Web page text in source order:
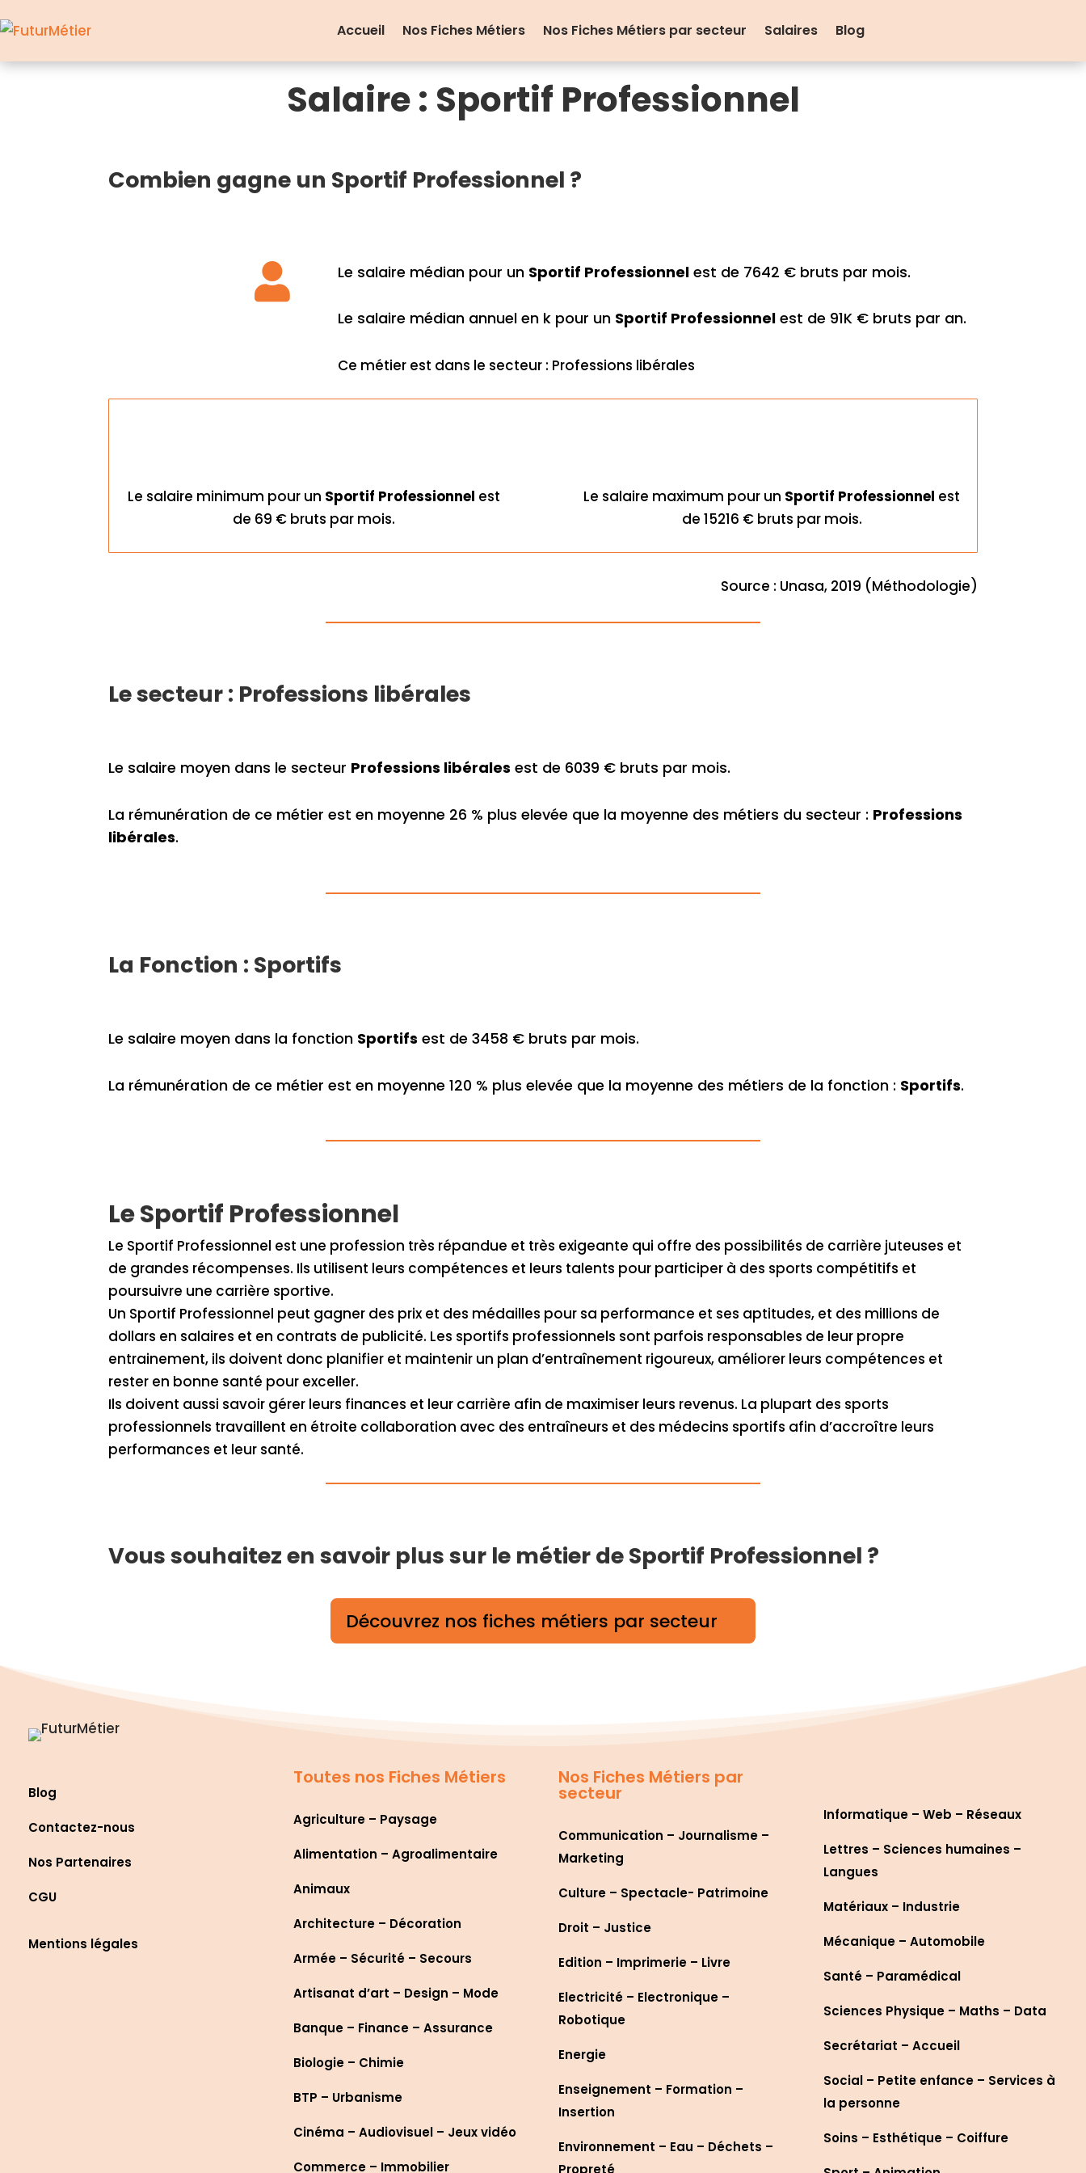
Accueil Nos Fiches Métiers Nos Fiches Métiers par secteur Salaires Blog
Salaire : Sportif Professionnel
Combien gagne un Sportif Professionnel ?
 Le salaire médian pour un Sportif Professionnelest de 7642 € bruts par mois.
Le salaire médian annuel en k pour un Sportif Professionnelest de 91K € bruts par an.
Ce métier est dans le secteur : Professions libérales
Le salaire minimum pour un Sportif Professionnel est
de 69 € bruts par mois.
Le salaire maximum pour un Sportif Professionnel est
de 15216 € bruts par mois.
Source : Unasa, 2019 (Méthodologie)
Le secteur : Professions libérales
Le salaire moyen dans le secteur Professions libérales est de 6039 € bruts par mois.
La rémunération de ce métier est en moyenne 26 % plus elevée que la moyenne des métiers du secteur : Professions
libérales.
La Fonction : Sportifs
Le salaire moyen dans la fonction Sportifs est de 3458 € bruts par mois.
La rémunération de ce métier est en moyenne 120 % plus elevée que la moyenne des métiers de la fonction : Sportifs.
Le Sportif Professionnel
Le Sportif Professionnel est une profession très répandue et très exigeante qui offre des possibilités de carrière juteuses et
de grandes récompenses. Ils utilisent leurs compétences et leurs talents pour participer à des sports compétitifs et
poursuivre une carrière sportive.
Un Sportif Professionnel peut gagner des prix et des médailles pour sa performance et ses aptitudes, et des millions de
dollars en salaires et en contrats de publicité. Les sportifs professionnels sont parfois responsables de leur propre
entrainement, ils doivent donc planifier et maintenir un plan d’entraînement rigoureux, améliorer leurs compétences et
rester en bonne santé pour exceller.
Ils doivent aussi savoir gérer leurs finances et leur carrière afin de maximiser leurs revenus. La plupart des sports
professionnels travaillent en étroite collaboration avec des entraîneurs et des médecins sportifs afin d’accroître leurs
performances et leur santé.
Vous souhaitez en savoir plus sur le métier de Sportif Professionnel ?
Découvrez nos fiches métiers par secteur
Blog
Contactez-nous
Nos Partenaires
CGU
Mentions légales
Toutes nos Fiches Métiers
Agriculture – Paysage
Alimentation – Agroalimentaire
Animaux
Architecture – Décoration
Armée – Sécurité – Secours
Artisanat d’art – Design – Mode
Banque – Finance – Assurance
Biologie – Chimie
BTP – Urbanisme
Cinéma – Audiovisuel – Jeux vidéo
Commerce – Immobilier
Nos Fiches Métiers par
secteur
Communication – Journalisme –
Marketing
Culture – Spectacle- Patrimoine
Droit – Justice
Edition – Imprimerie – Livre
Electricité – Electronique –
Robotique
Energie
Enseignement – Formation –
Insertion
Environnement – Eau – Déchets –
Propreté
Informatique – Web – Réseaux
Lettres – Sciences humaines –
Langues
Matériaux – Industrie
Mécanique – Automobile
Santé – Paramédical
Sciences Physique – Maths – Data
Secrétariat – Accueil
Social – Petite enfance – Services à
la personne
Soins – Esthétique – Coiffure